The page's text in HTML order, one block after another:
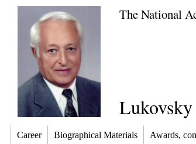
The National
Career Biographical Materials Awards,